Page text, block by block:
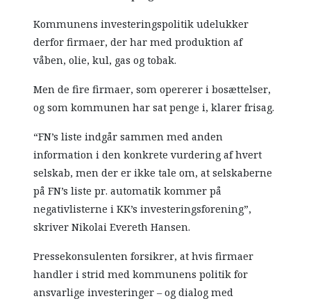
Kommunens investeringspolitik udelukker
derfor firmaer, der har med produktion af
våben, olie, kul, gas og tobak.
Men de fire firmaer, som opererer i bosættelser,
og som kommunen har sat penge i, klarer frisag.
“FN’s liste indgår sammen med anden
information i den konkrete vurdering af hvert
selskab, men der er ikke tale om, at selskaberne
på FN’s liste pr. automatik kommer på
negativlisterne i KK’s investeringsforening”,
skriver Nikolai Evereth Hansen.
Pressekonsulenten forsikrer, at hvis firmaer
handler i strid med kommunens politik for
ansvarlige investeringer – og dialog med